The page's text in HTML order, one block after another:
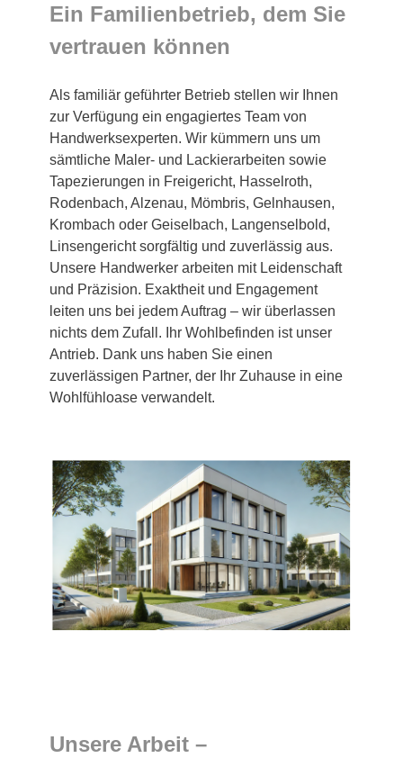
Ein Familienbetrieb, dem Sie
vertrauen können
Als familiär geführter Betrieb stellen wir Ihnen
zur Verfügung ein engagiertes Team von
Handwerksexperten. Wir kümmern uns um
sämtliche Maler- und Lackierarbeiten sowie
Tapezierungen in Freigericht, Hasselroth,
Rodenbach, Alzenau, Mömbris, Gelnhausen,
Krombach oder Geiselbach, Langenselbold,
Linsengericht sorgfältig und zuverlässig aus.
Unsere Handwerker arbeiten mit Leidenschaft
und Präzision. Exaktheit und Engagement
leiten uns bei jedem Auftrag – wir überlassen
nichts dem Zufall. Ihr Wohlbefinden ist unser
Antrieb. Dank uns haben Sie einen
zuverlässigen Partner, der Ihr Zuhause in eine
Wohlfühloase verwandelt.
Unsere Arbeit –